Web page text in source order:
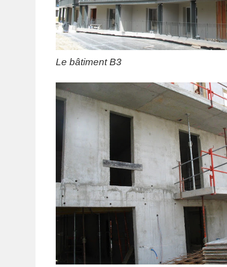
Le bâtiment B3